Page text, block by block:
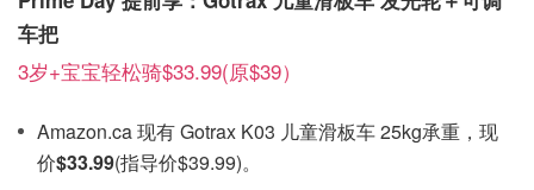
车把
3岁+宝宝轻松骑$33.99(原$39）
Amazon.ca 现有 Gotrax K03 儿童滑板车 25kg承重，现
价$33.99(指导价$39.99)。